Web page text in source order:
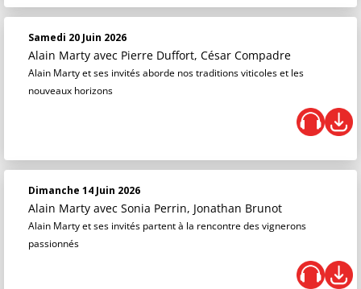
Samedi 20 Juin 2026
Alain Marty avec Pierre Duffort, César Compadre
Alain Marty et ses invités aborde nos traditions viticoles et les
nouveaux horizons
Dimanche 14 Juin 2026
Alain Marty avec Sonia Perrin, Jonathan Brunot
Alain Marty et ses invités partent à la rencontre des vignerons
passionnés